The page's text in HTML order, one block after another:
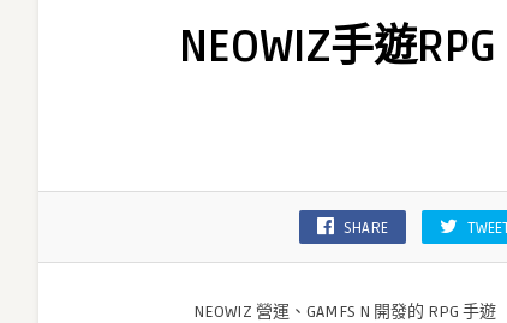
遊
故
遊
卡
NEOWIZ手遊
SHARE
NEOWIZ 營運、GAMFS N 開發的 RPG 手